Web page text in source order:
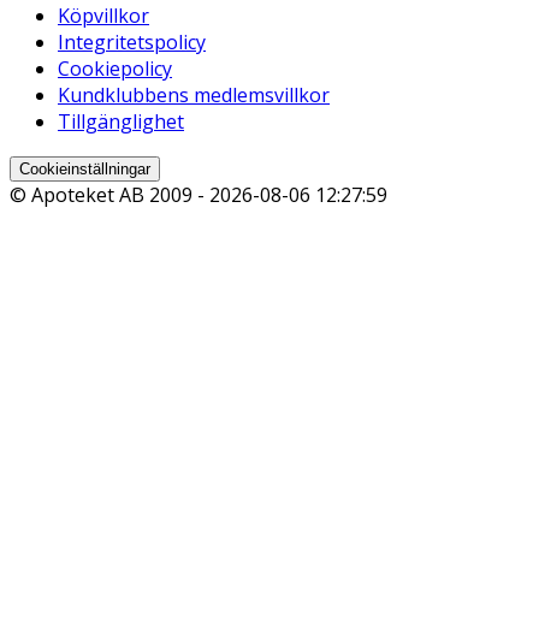
Köpvillkor
Integritetspolicy
Cookiepolicy
Kundklubbens medlemsvillkor
Tillgänglighet
Cookieinställningar
© Apoteket AB 2009 - 2026-08-06 12:27:59